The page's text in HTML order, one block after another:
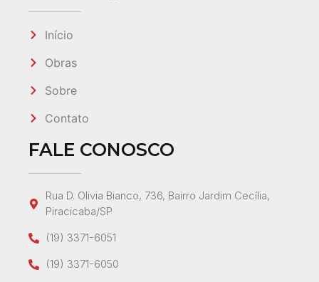
Início
Obras
Sobre
Contato
FALE CONOSCO
Rua D. Olivia Bianco, 736, Bairro Jardim Cecília,
Piracicaba/SP
(19) 3371-6051
(19) 3371-6050